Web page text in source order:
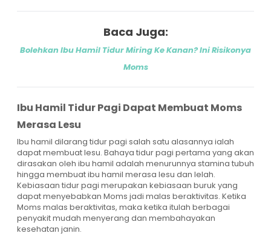
Baca Juga:
Bolehkan Ibu Hamil Tidur Miring Ke Kanan? Ini Risikonya
Moms
Ibu Hamil Tidur Pagi Dapat Membuat Moms
Merasa Lesu
Ibu hamil dilarang tidur pagi salah satu alasannya ialah
dapat membuat lesu. Bahaya tidur pagi pertama yang akan
dirasakan oleh ibu hamil adalah menurunnya stamina tubuh
hingga membuat ibu hamil merasa lesu dan lelah.
Kebiasaan tidur pagi merupakan kebiasaan buruk yang
dapat menyebabkan Moms jadi malas beraktivitas. Ketika
Moms malas beraktivitas, maka ketika itulah berbagai
penyakit mudah menyerang dan membahayakan
kesehatan janin.